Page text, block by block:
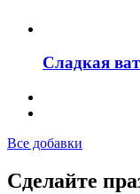
Сладкая
Все добавки
Сделайте